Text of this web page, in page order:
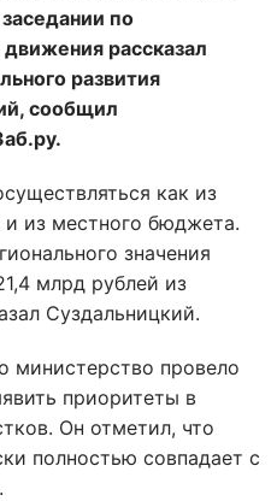
по
рассказал
развития
сообщил
как из
и из местного бюджета.
значения
млрд рублей из
Суздальницкий.
министерство провело
приоритеты в
Он отметил, что
полностью совпадает с